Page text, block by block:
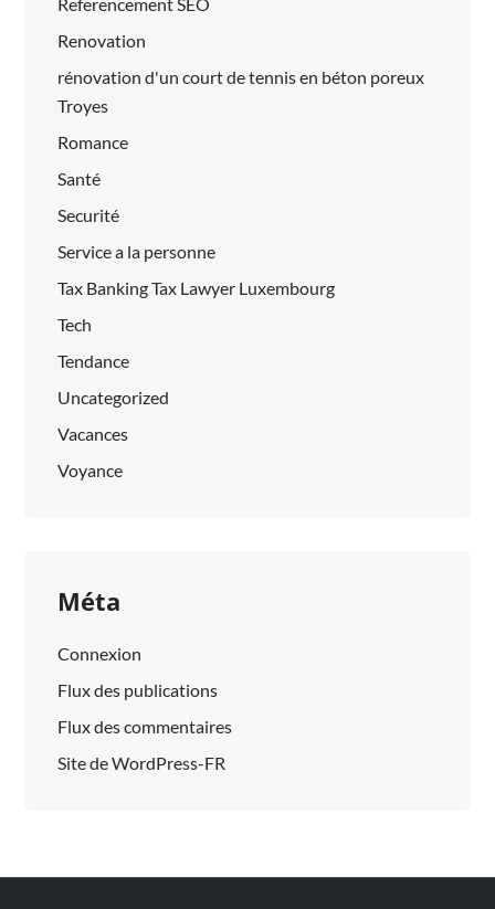
Renovation
rénovation d'un court de tennis en béton poreux
Troyes
Romance
Santé
Securité
Service a la personne
Tax Banking Tax Lawyer Luxembourg
Tech
Tendance
Uncategorized
Vacances
Voyance
Méta
Connexion
Flux des publications
Flux des commentaires
Site de WordPress-FR